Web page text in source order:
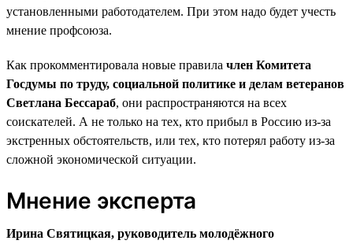
установленными работодателем. При этом надо будет учесть
мнение профсоюза.
Как прокомментировала новые правила член Комитета
Госдумы по труду, социальной политике и делам ветеранов
Светлана Бессараб, они распространяются на всех
соискателей. А не только на тех, кто прибыл в Россию из-за
экстренных обстоятельств, или тех, кто потерял работу из-за
сложной экономической ситуации.
Мнение эксперта
Ирина Святицкая, руководитель молодёжного